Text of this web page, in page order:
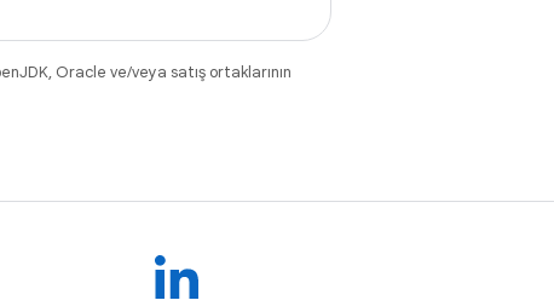
Oracle ve/veya satış ortaklarının